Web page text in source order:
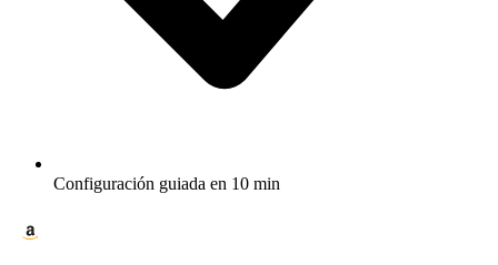
Configuración guiada en 10 min